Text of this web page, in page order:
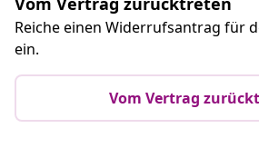
Reiche einen Widerrufsantrag für
ein.
Vom Vertrag